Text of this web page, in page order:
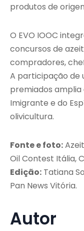
produtos de
O EVO IOOC
concursos de
compradores,
A participação de
premiados amplia
Imigrante e do
olivicultura.
Fonte e foto:
Oil Contest Itália,
Edição: Tatiana
Pan News Vitória.
Autor